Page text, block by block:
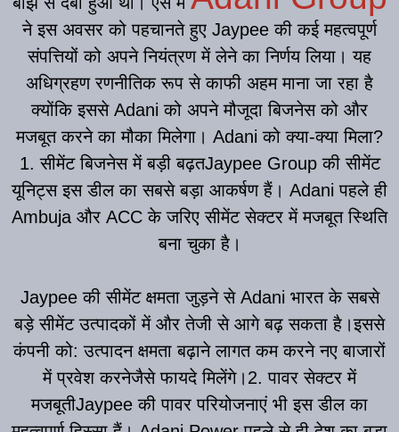
ने इस अवसर को पहचानते हुए Jaypee की कई महत्वपूर्ण
संपत्तियों को अपने नियंत्रण में लेने का निर्णय लिया। यह
अधिग्रहण रणनीतिक रूप से काफी अहम माना जा रहा है
क्योंकि इससे Adani को अपने मौजूदा बिजनेस को और
मजबूत करने का मौका मिलेगा। Adani को क्या-क्या मिला?
1. सीमेंट बिजनेस में बड़ी बढ़तJaypee Group की सीमेंट
यूनिट्स इस डील का सबसे बड़ा आकर्षण हैं। Adani पहले ही
Ambuja और ACC के जरिए सीमेंट सेक्टर में मजबूत स्थिति
बना चुका है।
Jaypee की सीमेंट क्षमता जुड़ने से Adani भारत के सबसे
बड़े सीमेंट उत्पादकों में और तेजी से आगे बढ़ सकता है।इससे
कंपनी को: उत्पादन क्षमता बढ़ाने लागत कम करने नए बाजारों
में प्रवेश करनेजैसे फायदे मिलेंगे।2. पावर सेक्टर में
मजबूतीJaypee की पावर परियोजनाएं भी इस डील का